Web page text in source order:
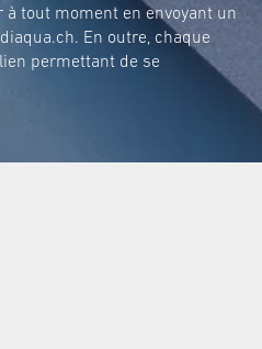
tout moment en envoyant un
. En outre, chaque
permettant de se